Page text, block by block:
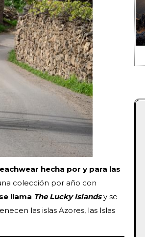
hecha por y para las
colección por año con
llama The Lucky Islandsy se
las islas Azores, las Islas